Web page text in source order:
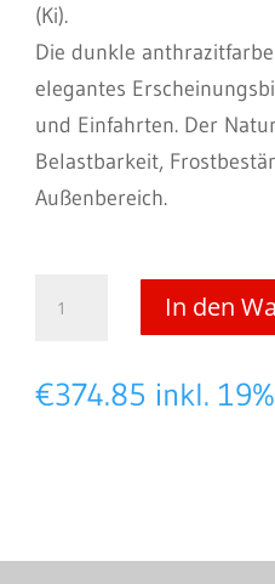
(Ki).
Die dunkle
elegantes
und Einfahrten. Der
Belastbarkeit,
Außenbereich.
(anthrazit)
In den
€374.85 inkl.